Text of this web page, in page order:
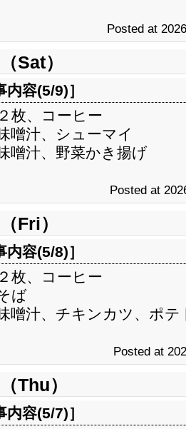
Posted at
Sat）
内容(5/9)］
枚、コーヒー
噌汁、シューマイ
噌汁、野菜かき揚げ
Posted at
Fri）
内容(5/8)］
枚、コーヒー
ば
噌汁、チキンカツ、ポテ
Posted at
Thu）
内容(5/7)］